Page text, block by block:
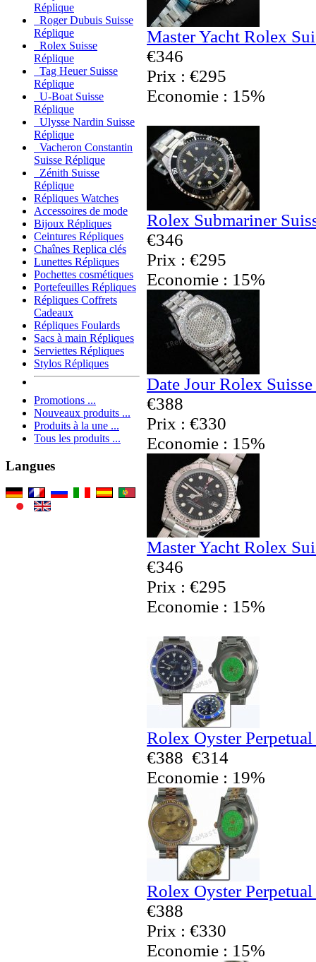
Réplique
Roger Dubuis Suisse
Réplique
Rolex Suisse
Réplique
Tag Heuer Suisse
Réplique
U-Boat Suisse
Réplique
Ulysse Nardin Suisse
Réplique
Vacheron Constantin
Suisse Réplique
Zénith Suisse
Réplique
Répliques Watches
Accessoires de mode
Bijoux Répliques
Ceintures Répliques
Chaînes Replica clés
Lunettes Répliques
Pochettes cosmétiques
Portefeuilles Répliques
Répliques Coffrets
Cadeaux
Répliques Foulards
Sacs à main Répliques
Serviettes Répliques
Stylos Répliques
Promotions ...
Nouveaux produits ...
Produits à la une ...
Tous les produits ...
Langues
Master Yacht Rolex
€346
Prix : €295
Economie : 15%
Rolex Submariner
€346
Prix : €295
Economie : 15%
Date Jour Rolex
€388
Prix : €330
Economie : 15%
Master Yacht Rolex
€346
Prix : €295
Economie : 15%
Rolex Oyster
€388 €314
Economie : 19%
Rolex Oyster
€388
Prix : €330
Economie : 15%